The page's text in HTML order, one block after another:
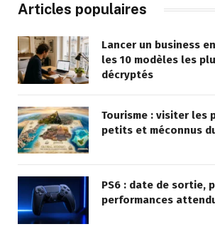
Articles populaires
Lancer un business
les 10 modèles les
décryptés
Tourisme : visiter les
petits et méconnus
PS6 : date de sortie,
performances